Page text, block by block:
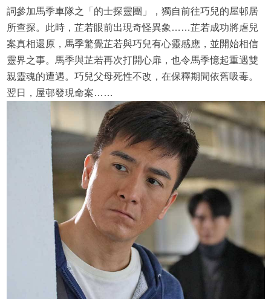
詞參加馬季車隊之「的士探靈團」，獨自前往巧兒的屋邨居
所查探。此時，芷若眼前出現奇怪異象……芷若成功將虐兒
案真相還原，馬季驚覺芷若與巧兒有心靈感應，並開始相信
靈界之事。馬季與芷若再次打開心扉，也令馬季憶起重遇雙
親靈魂的遭遇。巧兒父母死性不改，在保釋期間依舊吸毒。
翌日，屋邨發現命案……